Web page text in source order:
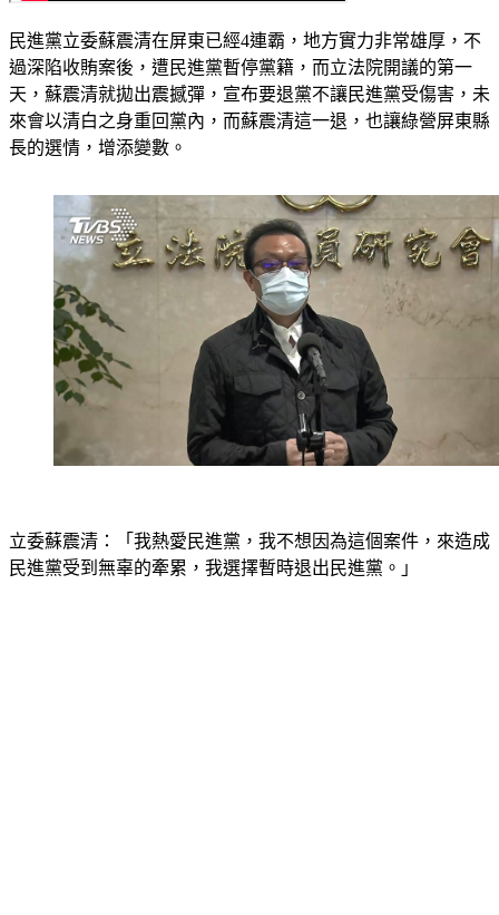
過深陷收賄案後，遭民進黨暫停黨籍，而立法院開議的第一
天，蘇震清就拋出震撼彈，宣布要退黨不讓民進黨受傷害，未
來會以清白之身重回黨內，而蘇震清這一退，也讓綠營屏東縣
長的選情，增添變數。
民進黨受到無辜的牽累，我選擇暫時退出民進黨。」